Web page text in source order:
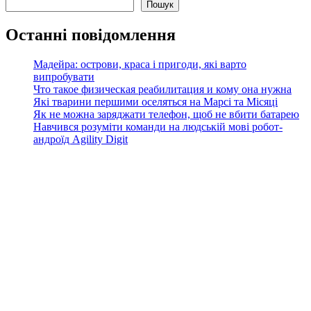
Пошук
Останні повідомлення
Мадейра: острови, краса і пригоди, які варто
випробувати
Что такое физическая реабилитация и кому она нужна
Які тварини першими оселяться на Марсі та Місяці
Як не можна заряджати телефон, щоб не вбити батарею
Навчився розуміти команди на людській мові робот-
андроїд Agility Digit